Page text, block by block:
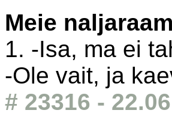
Meie
1. -Isa, ma ei
-Ole vait, ja
# 23316 -